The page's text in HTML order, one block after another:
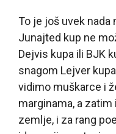
To je još uvek nada
Junajted kup ne
Dejvis kupa ili BJK
snagom Lejver
vidimo muškarce i
marginama, a
zemlje, i za rang